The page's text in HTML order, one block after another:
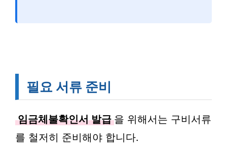
필요 서류 준비
임금체불확인서 발급 을 위해서는 구비서류
를 철저히 준비해야 합니다.